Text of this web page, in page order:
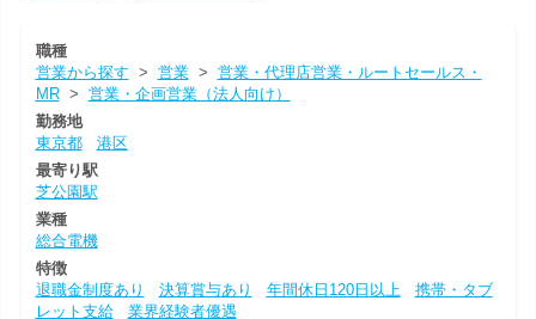
職種
営業から探す > 営業> 営業・代理店営業・ルートセールス・
MR> 営業・企画営業（法人向け）
勤務地
東京都
港区
最寄り駅
芝公園駅
業種
総合電機
特徴
退職金制度あり
決算賞与あり 年間休日120日以上
携帯・タブ
レット支給
業界経験者優遇